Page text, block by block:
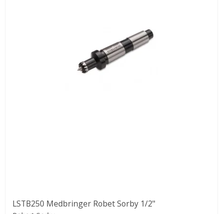
LSTB250 Medbringer Robet Sorby 1/2"